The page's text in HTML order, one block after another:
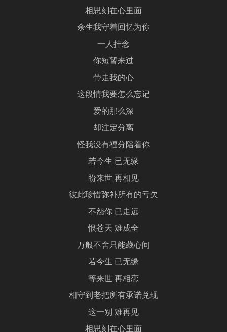
相思刻在心里面
余生我守着回忆为你
一人挂念
你短暂来过
带走我的心
这段情我要怎么忘记
爱的那么深
却注定分离
怪我没有福分陪着你
若今生 已无缘
盼来世 再相见
彼此珍惜弥补所有的亏欠
不怨你 已走远
恨苍天 难成全
万般不舍只能藏心间
若今生 已无缘
等来世 再相恋
相守到老把所有承诺兑现
这一别 难再见
相思刻在心里面